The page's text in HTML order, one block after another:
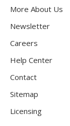
More About Us
Newsletter
Careers
Help Center
Contact
Sitemap
Licensing